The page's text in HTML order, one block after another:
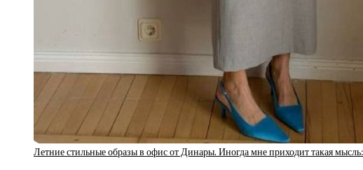
Летние стильные образы в офис от Динары. Иногда мне приходит такая